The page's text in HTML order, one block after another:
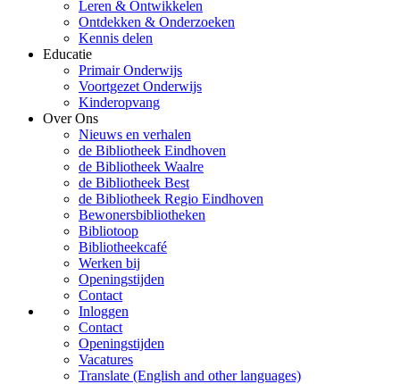
Leren & Ontwikkelen
Ontdekken & Onderzoeken
Kennis delen
Educatie
Primair Onderwijs
Voortgezet Onderwijs
Kinderopvang
Over Ons
Nieuws en verhalen
de Bibliotheek Eindhoven
de Bibliotheek Waalre
de Bibliotheek Best
de Bibliotheek Regio Eindhoven
Bewonersbibliotheken
Bibliotoop
Bibliotheekcafé
Werken bij
Openingstijden
Contact
Inloggen
Contact
Openingstijden
Vacatures
Translate (English and other languages)